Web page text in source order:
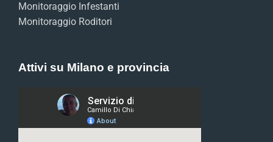
Monitoraggio Infestanti
Monitoraggio Roditori
Attivi su Milano e provincia